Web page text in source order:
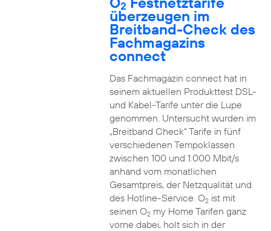
2
überzeugen im
Breitband-Check des
Fachmagazins
connect
Das Fachmagazin connect hat in
seinem aktuellen Produkttest DSL-
und Kabel-Tarife unter die Lupe
genommen. Untersucht wurden im
„Breitband Check“ Tarife in fünf
verschiedenen Tempoklassen
zwischen 100 und 1.000 Mbit/s
anhand vom monatlichen
Gesamtpreis, der Netzqualität und
des Hotline-Service. O2ist mit
seinen O2my Home Tarifen ganz
vorne dabei, holt sich in der